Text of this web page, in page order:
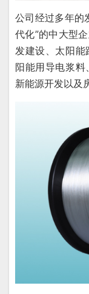
公司经过多年的
代化”的中大型
发建设、太阳能
阳能用导电浆
新能源开发以及